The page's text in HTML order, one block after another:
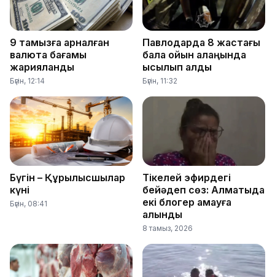
9 тамызға арналған
валюта бағамы
жарияланды
Бүгін, 12:14
Павлодарда 8 жастағы
бала ойын алаңында
қысылып қалды
Бүгін, 11:32
Бүгін – Құрылысшылар
күні
Бүгін, 08:41
Тікелей эфирдегі
бейәдеп сөз: Алматыда
екі блогер қамауға
алынды
8 тамыз, 2026